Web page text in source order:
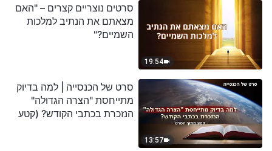
19:54
סרטים נוצריים קצרים – "האם
מצאתם את הנתיב למלכות
השמיים?"
13:57
סרט של הכנסייה | למה בדיוק
מתייחסת "הצרה הגדולה"
הנזכרת בכתבי הקודש? (קטע